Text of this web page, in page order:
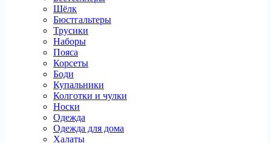
Шёлк
Бюстгальтеры
Трусики
Наборы
Пояса
Корсеты
Боди
Купальники
Колготки и чулки
Носки
Одежда
Одежда для дома
Халаты